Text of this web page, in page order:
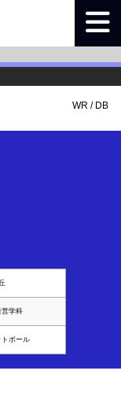
WR / DB
学科
トボール